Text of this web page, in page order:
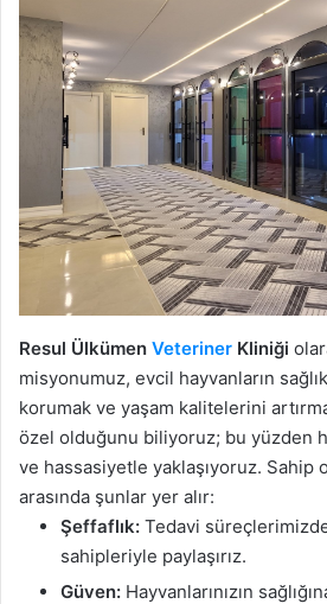
Resul Ülkümen Veteriner Kliniği
misyonumuz, evcil hayvanların
korumak ve yaşam kalitelerini
özel olduğunu biliyoruz; bu yüzden
ve hassasiyetle yaklaşıyoruz. Sahip
arasında şunlar yer alır:
Şeffaflık: Tedavi
sahipleriyle paylaşırız.
Güven: Hayvanlarınızın